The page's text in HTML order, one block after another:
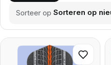
Sorteer op